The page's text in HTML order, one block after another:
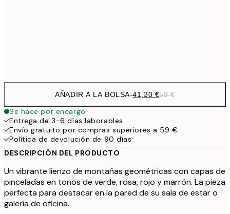
AÑADIR A LA BOLSA-41,30 €59 €
Se hace por encargo
Entrega de 3-6 días laborables
Envío gratuito por compras superiores a 59 €
Política de devolución de 90 días
DESCRIPCIÓN DEL PRODUCTO
Un vibrante lienzo de montañas geométricas con capas de
pinceladas en tonos de verde, rosa, rojo y marrón. La pieza
perfecta para destacar en la pared de su sala de estar o
galería de oficina.